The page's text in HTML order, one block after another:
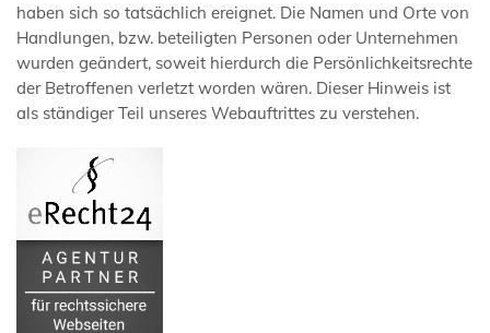
haben sich so tatsächlich ereignet. Die Namen und Orte von
Handlungen, bzw. beteiligten Personen oder Unternehmen
wurden geändert, soweit hierdurch die Persönlichkeitsrechte
der Betroffenen verletzt worden wären. Dieser Hinweis ist
als ständiger Teil unseres Webauftrittes zu verstehen.